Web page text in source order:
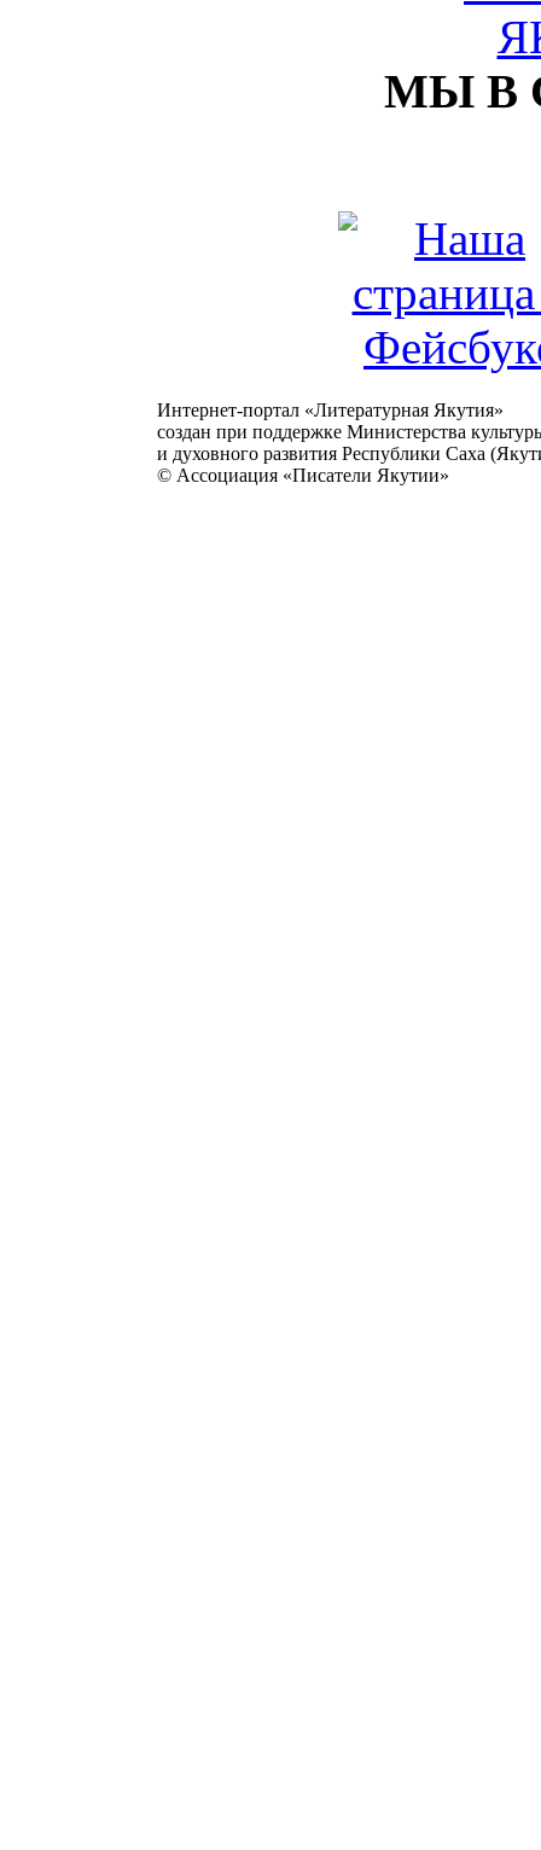
МЫ В
Интернет-портал «Литературная Якутия»
создан при поддержке Министерства
и духовного развития Республики Саха
© Ассоциация «Писатели Якутии»